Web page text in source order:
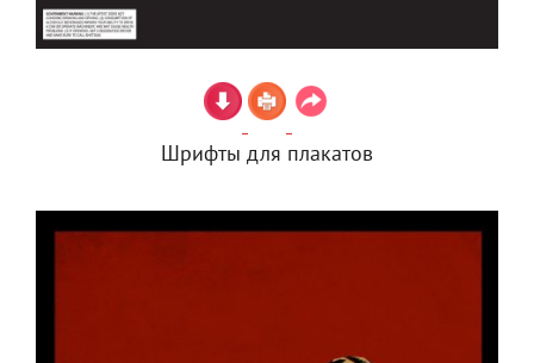
Шрифты для плакатов